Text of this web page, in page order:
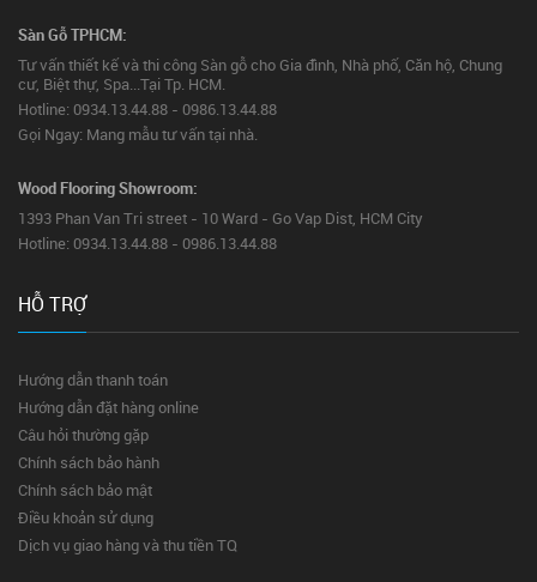
Sàn Gỗ TPHCM:
Tư vấn thiết kế và thi công Sàn gỗ cho Gia đình, Nhà phố, Căn hộ, Chung
cư, Biệt thự, Spa...Tại Tp. HCM.
Hotline: 0934.13.44.88 - 0986.13.44.88
Gọi Ngay: Mang mẫu tư vấn tại nhà.
Wood Flooring Showroom:
1393 Phan Van Tri street - 10 Ward - Go Vap Dist, HCM City
Hotline: 0934.13.44.88 - 0986.13.44.88
HỖ TRỢ
Hướng dẫn thanh toán
Hướng dẫn đặt hàng online
Câu hỏi thường gặp
Chính sách bảo hành
Chính sách bảo mật
Điều khoản sử dụng
Dịch vụ giao hàng và thu tiền TQ